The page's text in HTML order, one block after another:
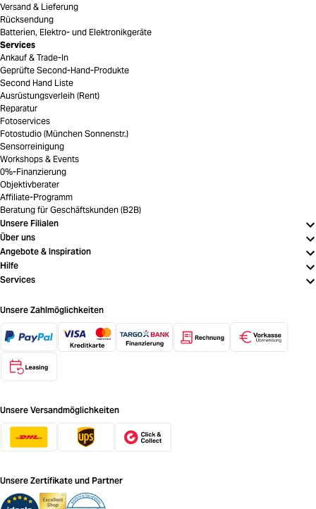
Versand & Lieferung
Rücksendung
Batterien, Elektro- und Elektronikgeräte
Services
Ankauf & Trade-In
Geprüfte Second-Hand-Produkte
Second Hand Liste
Ausrüstungsverleih (Rent)
Reparatur
Fotoservices
Fotostudio (München Sonnenstr.)
Sensorreinigung
Workshops & Events
0%-Finanzierung
Objektivberater
Affiliate-Programm
Beratung für Geschäftskunden (B2B)
Unsere Filialen
Über uns
Angebote & Inspiration
Hilfe
Services
Unsere Zahlmöglichkeiten
Unsere Versandmöglichkeiten
Unsere Zertifikate und Partner